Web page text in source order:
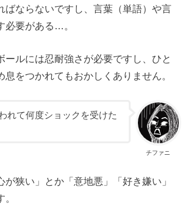
ばならないですし、言葉（単語）や言
必要がある…。
ールには忍耐強さが必要ですし、ひと
息をつかれてもおかしくありません。
チファニ
れて何度ショックを受けた
が狭い」とか「意地悪」「好き嫌い」